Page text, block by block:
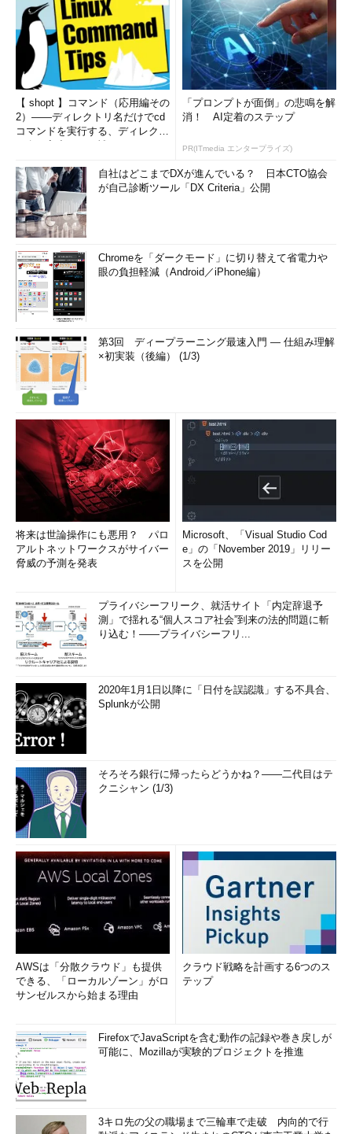
【 shopt 】コマンド（応用編その
2）――ディレクトリ名だけでcd
コマンドを実行する、ディレクト
「プロンプトが面倒」の悲鳴を解
消！ AI定着のステップ
PR(ITmedia エンタープライズ)
自社はどこまでDXが進んでいる？ 日本CTO協会
が自己診断ツール「DX Criteria」公開
Chromeを「ダークモード」に切り替えて省電力や
眼の負担軽減（Android／iPhone編）
第3回 ディープラーニング最速入門 ― 仕組み理解
×初実装（後編） (1/3)
将来は世論操作にも悪用？ パロ
アルトネットワークスがサイバー
脅威の予測を発表
Microsoft、「Visual Studio Cod
e」の「November 2019」リリー
スを公開
プライバシーフリーク、就活サイト「内定辞退予
測」で揺れる“個人スコア社会”到来の法的問題に斬
り込む！――プライバシーフリ...
2020年1月1日以降に「日付を誤認識」する不具合、
Splunkが公開
そろそろ銀行に帰ったらどうかね？――二代目はテ
クニシャン (1/3)
AWSは「分散クラウド」も提供
できる、「ローカルゾーン」がロ
サンゼルスから始まる理由
クラウド戦略を計画する6つのス
テップ
FirefoxでJavaScriptを含む動作の記録や巻き戻しが
可能に、Mozillaが実験的プロジェクトを推進
3キロ先の父の職場まで三輪車で走破 内向的で行